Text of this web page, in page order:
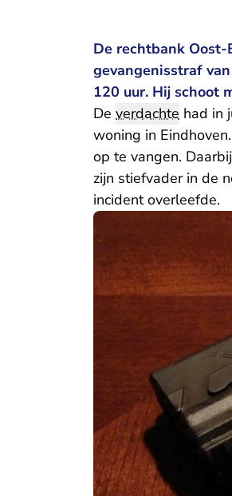
De rechtbank
gevangenisstraf
120 uur. Hij schoot
De verdachte had in
woning in
op te vangen.
zijn stiefvader in de
incident overleefde.